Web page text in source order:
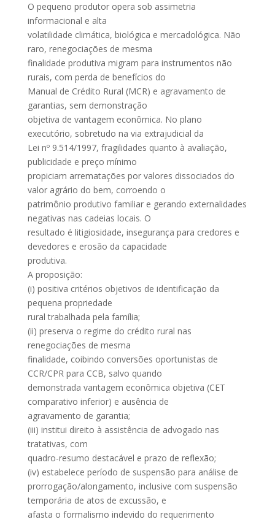
O pequeno produtor opera sob assimetria
informacional e alta
volatilidade climática, biológica e mercadológica. Não
raro, renegociações de mesma
finalidade produtiva migram para instrumentos não
rurais, com perda de benefícios do
Manual de Crédito Rural (MCR) e agravamento de
garantias, sem demonstração
objetiva de vantagem econômica. No plano
executório, sobretudo na via extrajudicial da
Lei nº 9.514/1997, fragilidades quanto à avaliação,
publicidade e preço mínimo
propiciam arrematações por valores dissociados do
valor agrário do bem, corroendo o
patrimônio produtivo familiar e gerando externalidades
negativas nas cadeias locais. O
resultado é litigiosidade, insegurança para credores e
devedores e erosão da capacidade
produtiva.
A proposição:
(i) positiva critérios objetivos de identificação da
pequena propriedade
rural trabalhada pela família;
(ii) preserva o regime do crédito rural nas
renegociações de mesma
finalidade, coibindo conversões oportunistas de
CCR/CPR para CCB, salvo quando
demonstrada vantagem econômica objetiva (CET
comparativo inferior) e ausência de
agravamento de garantia;
(iii) institui direito à assistência de advogado nas
tratativas, com
quadro-resumo destacável e prazo de reflexão;
(iv) estabelece período de suspensão para análise de
prorrogação/alongamento, inclusive com suspensão
temporária de atos de excussão, e
afasta o formalismo indevido do requerimento